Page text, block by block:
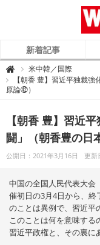
新着記事

L
L
i
n
e
（
ィ
ン
ラ
イ
ン
）
米中韓／国際
【朝香 豊】習近平独裁
原論㊷）
【朝香 豊】習近
闘」（朝香豊の日
公開日：2021年3月16日 更新
中国の全国人民代表大会
催初日の3月4日から、終
のことは異例で、習近平
このことは何を意味する
習近平政権と、その裏